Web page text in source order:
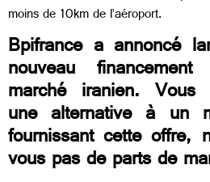
moins de 10km de l’aéroport.
Bpifrance a annoncé
nouveau
marché iranien. Vous
une alternative à un
fournissant cette offre,
vous pas de parts de